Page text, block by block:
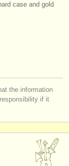
case and gold
the information
if it